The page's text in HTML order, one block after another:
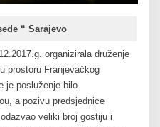
“ Sarajevo
organizirala druženje
prostoru Franjevačkog
je posluženje bilo
a pozivu predsjednice
veliki broj gostiju i